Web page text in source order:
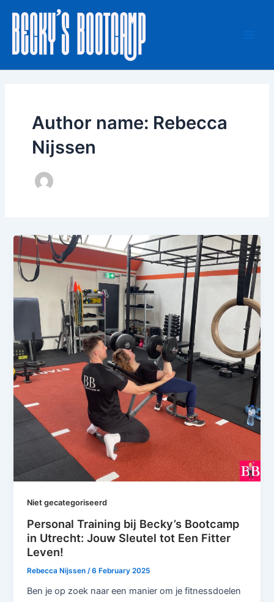
content
Author name: Rebecca
Nijssen
Niet gecategoriseerd
Personal Training bij Becky’s Bootcamp
in Utrecht: Jouw Sleutel tot Een Fitter
Leven!
Rebecca Nijssen/6 February 2025
Ben je op zoek naar een manier om je fitnessdoelen